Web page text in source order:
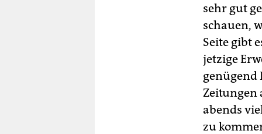
sehr gut
schauen,
Seite gibt
jetzige
genügend
Zeitungen
abends
zu